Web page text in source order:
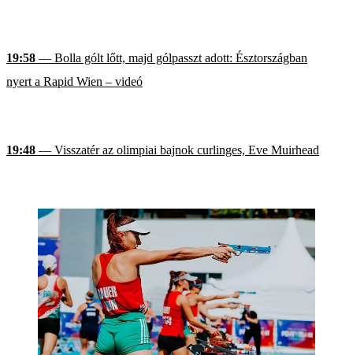
19:58 — Bolla gólt lőtt, majd gólpasszt adott: Észtországban
nyert a Rapid Wien – videó
19:48 — Visszatér az olimpiai bajnok curlinges, Eve Muirhead